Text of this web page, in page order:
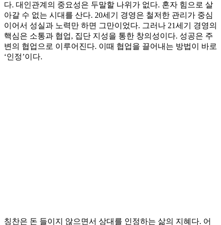
다. 대인관계의 중요성은 두말할 나위가 없다. 혼자 힘으로 살
아갈 수 없는 시대를 산다. 20세기 경영은 철저한 관리가 중심
이어서 성실과 노력만 하면 그만이었다. 그러나 21세기 경영의
핵심은 소통과 협업, 집단 지성을 통한 창의성이다. 성공은 주
변의 협업으로 이루어진다. 이때 협업을 끌어내는 방법이 바로
‘인정’이다.
칭찬은 돈 들이지 않으면서 상대를 인정하는 삶의 지혜다. 어